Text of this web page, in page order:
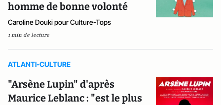
homme de bonne volonté
Caroline Douki pour Culture-Tops
1 min de lecture
ATLANTI-CULTURE
"Arsène Lupin" d'après
Maurice Leblanc : "est le plus